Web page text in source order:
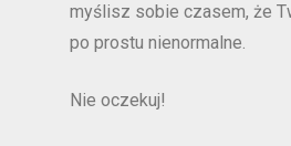
myślisz sobie czasem, że
po prostu nienormalne.
Nie oczekuj!